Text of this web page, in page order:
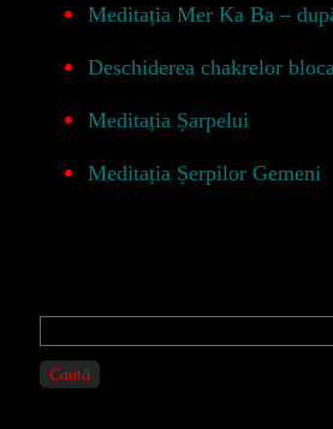
Meditația Mer Ka Ba –
Deschiderea chakrelor
Meditația Șarpelui
Meditația Șerpilor Gemeni
Primary
Sidebar
Caută